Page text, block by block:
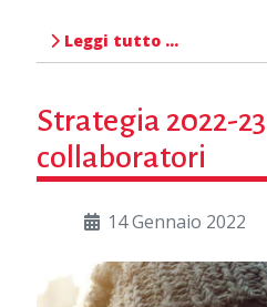
Leggi tutto …
Strategia 2022-
collaboratori
14 Gennaio 2022